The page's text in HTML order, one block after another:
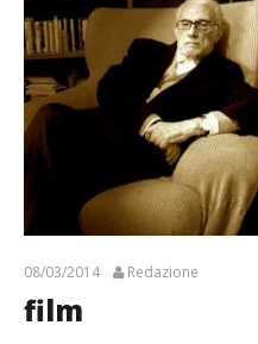
08/03/2014 Redazione
film